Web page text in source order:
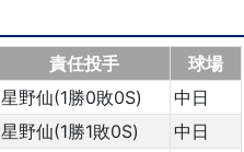
責任投手
球場
星野仙(1勝0敗0S)
中日
星野仙(1勝1敗0S)
中日